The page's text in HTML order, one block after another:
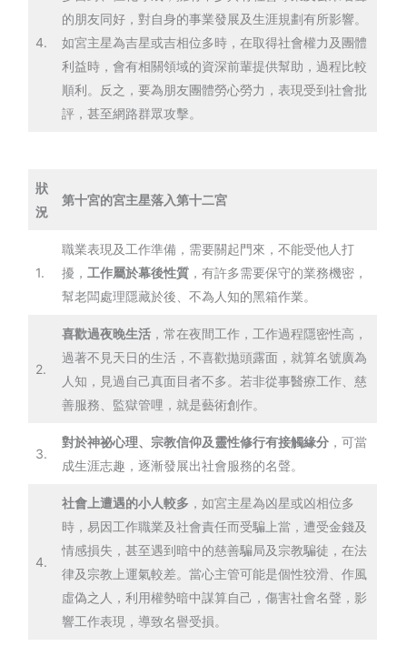
4.
的朋友同好，對自身的事業發展及生涯規劃有所影響。
如宮主星為吉星或吉相位多時，在取得社會權力及團體
利益時，會有相關領域的資深前輩提供幫助，過程比較
順利。反之，要為朋友團體勞心勞力，表現受到社會批
評，甚至網路群眾攻擊。
狀
況
第十宮的宮主星落入第十二宮
1.
職業表現及工作準備，需要關起門來，不能受他人打
擾，工作屬於幕後性質 ，有許多需要保守的業務機密，
幫老闆處理隱藏於後、不為人知的黑箱作業。
2.
喜歡過夜晚生活 ，常在夜間工作，工作過程隱密性高，
過著不見天日的生活，不喜歡拋頭露面，就算名號廣為
人知，見過自己真面目者不多。若非從事醫療工作、慈
善服務、監獄管哩，就是藝術創作。
3.
對於神祕心理、宗教信仰及靈性修行有接觸緣分 ，可當
成生涯志趣，逐漸發展出社會服務的名聲。
4.
社會上遭遇的小人較多 ，如宮主星為凶星或凶相位多
時，易因工作職業及社會責任而受騙上當，遭受金錢及
情感損失，甚至遇到暗中的慈善騙局及宗教騙徒，在法
律及宗教上運氣較差。當心主管可能是個性狡滑、作風
虛偽之人，利用權勢暗中謀算自己，傷害社會名聲，影
響工作表現，導致名譽受損。